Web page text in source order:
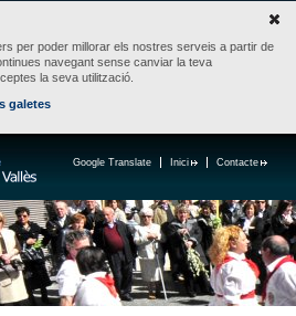
per poder millorar els nostres serveis a partir de
navegant sense canviar la teva
la seva utilització.
galetes
Contacte
Inici
Google Translate